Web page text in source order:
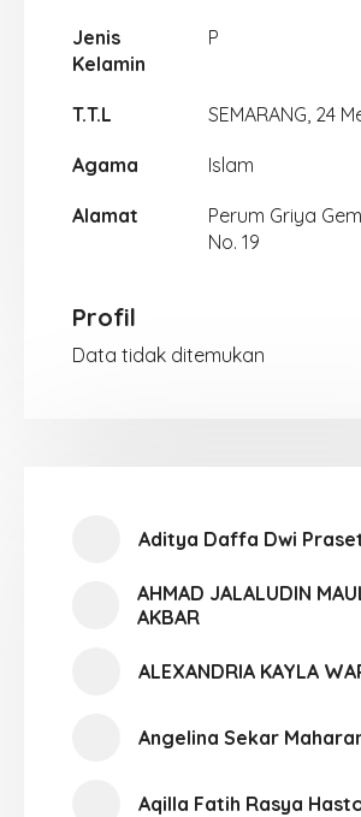
Jenis
Kelamin
P
T.T.L SEMARANG, 24
Agama Islam
Alamat
Perum Griya
No. 19
Profil
Data tidak ditemukan
Aditya Daffa Dwi
AHMAD JALALUDIN
AKBAR
ALEXANDRIA KAYLA
Angelina Sekar
Aqilla Fatih Rasya